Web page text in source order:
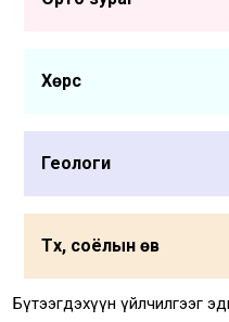
Хөрс
Геологи
Түүх, соёлын өв
Бүтээгдэхүүн үйлчилгээг